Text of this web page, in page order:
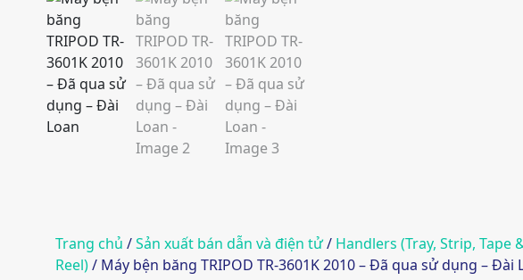
Trang chủ /Sản xuất bán dẫn và điện tử/ Handlers (Tray, Strip, Tape
Reel)/ Máy bện băng TRIPOD TR-3601K 2010 – Đã qua sử dụng – Đài